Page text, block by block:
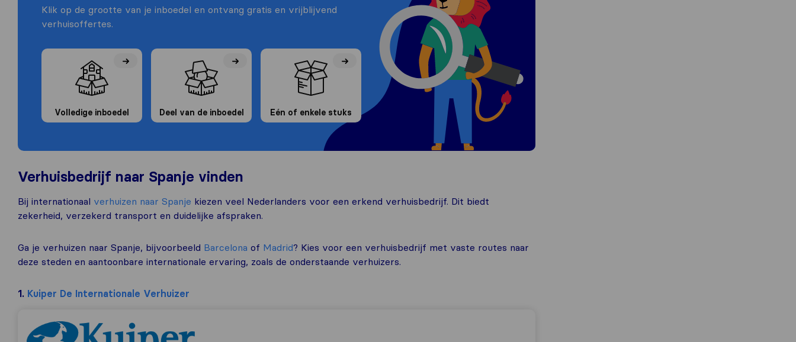
Klik op de grootte van je inboedel en ontvang gratis en vrijblijvend
verhuisoffertes.
Volledige inboedel Deel van de inboedel Eén of enkele stuks
Verhuisbedrijf naar Spanje vinden
Bij internationaal verhuizen naar Spanje kiezen veel Nederlanders voor een erkend verhuisbedrijf. Dit biedt
zekerheid, verzekerd transport en duidelijke afspraken.
Ga je verhuizen naar Spanje, bijvoorbeeld Barcelona of Madrid? Kies voor een verhuisbedrijf met vaste routes naar
deze steden en aantoonbare internationale ervaring, zoals de onderstaande verhuizers.
1. Kuiper De Internationale Verhuizer
Kuiper De Internationale Verhuizer